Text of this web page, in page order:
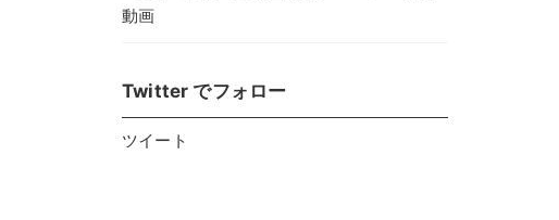
動画
Twitter でフォロー
ツイート